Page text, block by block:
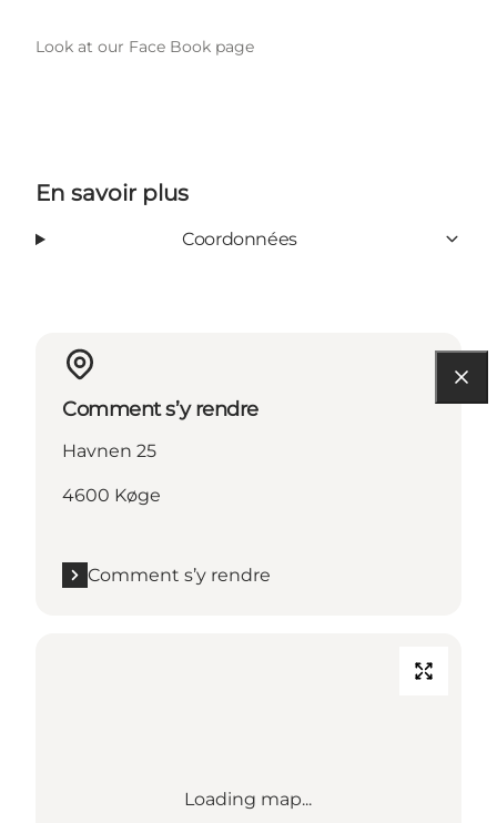
Look at our Face Book page
En savoir plus
Coordonnées
Comment s’y rendre
Havnen 25
4600 Køge
Comment s’y rendre
Loading map...